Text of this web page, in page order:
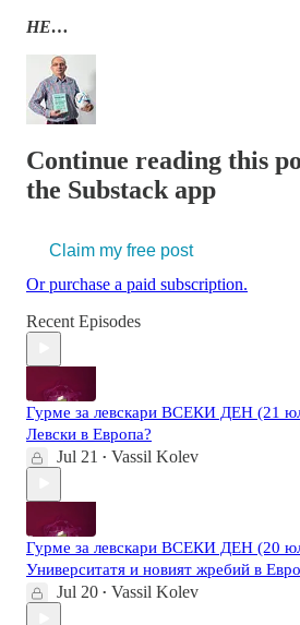
НЕ…
Continue reading this
the Substack app
Claim my free post
Or purchase a paid subscription.
Recent Episodes
Гурме за левскари ВСЕКИ ДЕН (21
Левски в Европа?
Jul 21 • Vassil Kolev
Гурме за левскари ВСЕКИ ДЕН (20
Университатя и новият жребий в
Jul 20 • Vassil Kolev